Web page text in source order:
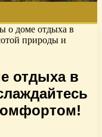
о доме отдыха в
природы и
отдыха в